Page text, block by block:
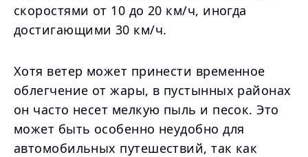
скоростями от 10 до 20 км/ч, иногда
достигающими 30 км/ч.
Хотя ветер может принести временное
облегчение от жары, в пустынных районах
он часто несет мелкую пыль и песок. Это
может быть особенно неудобно для
автомобильных путешествий, так как